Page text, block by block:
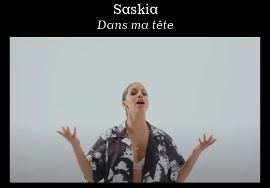
Saskia
Dans ma tête